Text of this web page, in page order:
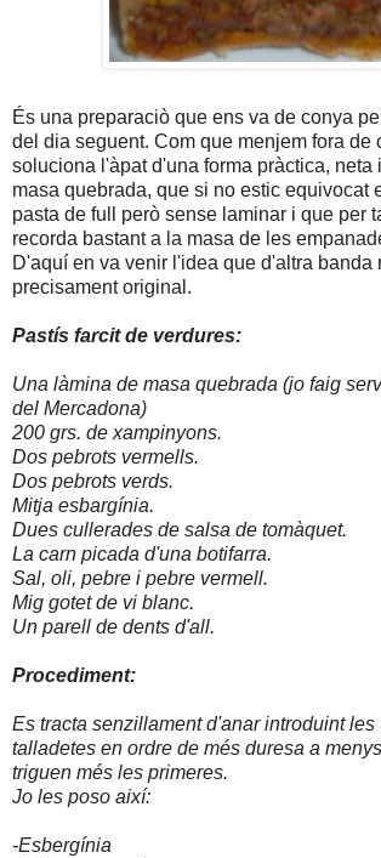
És una preparaciò que ens va de conya
del dia seguent. Com que menjem fora de
soluciona l'àpat d'una forma pràctica, neta
masa quebrada, que si no estic equivocat
pasta de full però sense laminar i que per
recorda bastant a la masa de les
D'aquí en va venir l'idea que d'altra banda
precisament original.
Pastís farcit de verdures:
Una làmina de masa quebrada (jo faig
del Mercadona)
200 grs. de xampinyons.
Dos pebrots vermells.
Dos pebrots verds.
Mitja esbargínia.
Dues cullerades de salsa de tomàquet.
La carn picada d'una botifarra.
Sal, oli, pebre i pebre vermell.
Mig gotet de vi blanc.
Un parell de dents d'all.
Procediment:
Es tracta senzillament d'anar introduint les
talladetes en ordre de més duresa a
triguen més les primeres.
Jo les poso així:
-Esbergínia